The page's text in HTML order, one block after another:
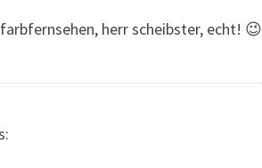
herr scheibster, echt! 😉